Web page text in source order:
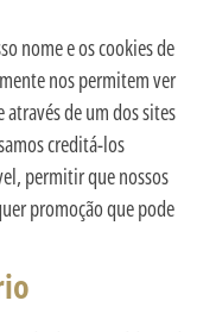
nome e os cookies de
nos permitem ver
através de um dos sites
creditá-los
permitir que nossos
promoção que pode